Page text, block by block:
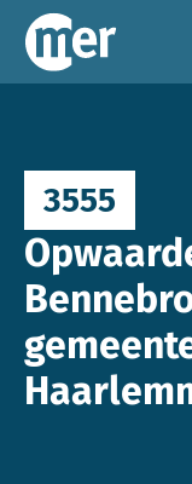
Commissie mer
3555